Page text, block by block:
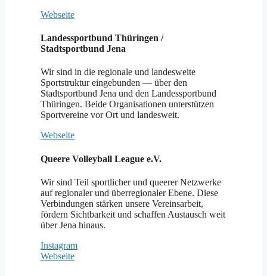
Webseite
Landessportbund Thüringen /
Stadtsportbund Jena
Wir sind in die regionale und landesweite
Sportstruktur eingebunden — über den
Stadtsportbund Jena und den Landessportbund
Thüringen. Beide Organisationen unterstützen
Sportvereine vor Ort und landesweit.
Webseite
Queere Volleyball League e.V.
Wir sind Teil sportlicher und queerer Netzwerke
auf regionaler und überregionaler Ebene. Diese
Verbindungen stärken unsere Vereinsarbeit,
fördern Sichtbarkeit und schaffen Austausch weit
über Jena hinaus.
Instagram
Webseite